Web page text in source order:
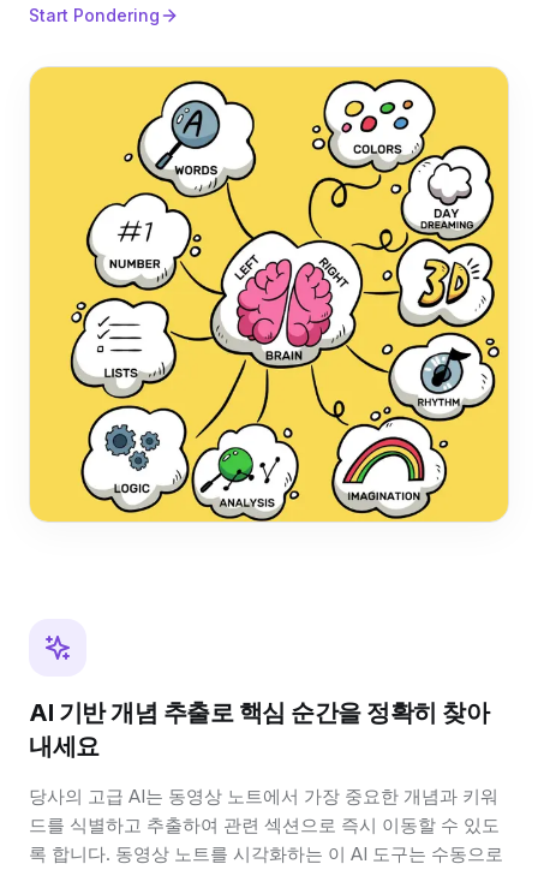
Start Pondering
AI 기반 개념 추출로 핵심 순간을 정확히 찾아
내세요
당사의 고급 AI는 동영상 노트에서 가장 중요한 개념과 키워
드를 식별하고 추출하여 관련 섹션으로 즉시 이동할 수 있도
록 합니다. 동영상 노트를 시각화하는 이 AI 도구는 수동으로